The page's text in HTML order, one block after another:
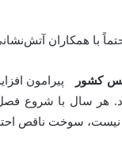
با همکاران
کشور پیرامون
سال با شروع فصل
نیست، سوخت